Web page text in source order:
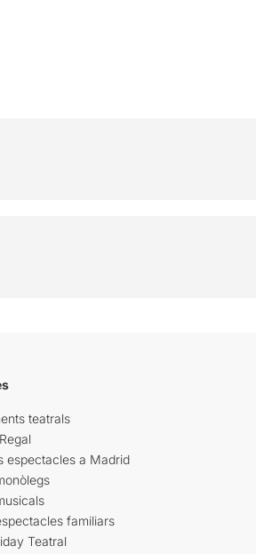
teatrals
espectacles a Madrid
familiars
Teatral